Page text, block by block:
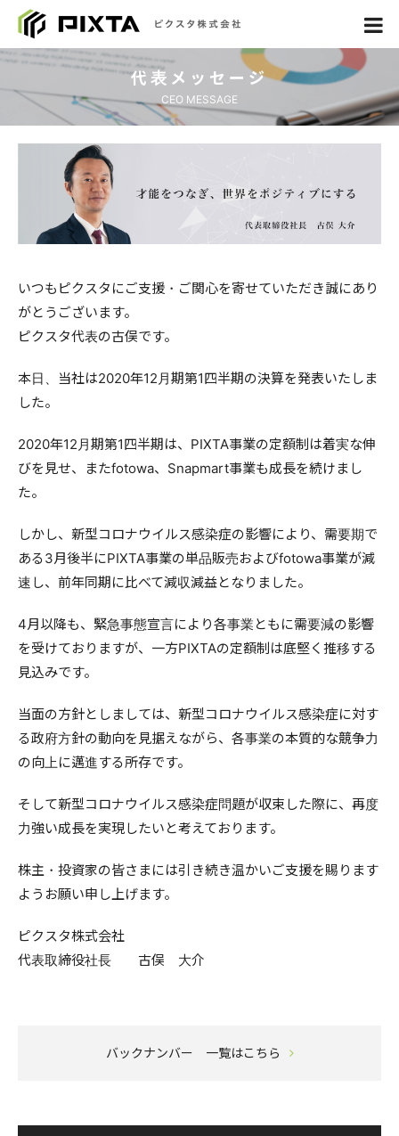
代表メッセージ
CEO MESSAGE
いつもピクスタにご支援・ご関心を寄せていただき誠にあり
がとうございます。
ピクスタ代表の古俣です。
本日、当社は2020年12月期第1四半期の決算を発表いたしま
した。
2020年12月期第1四半期は、PIXTA事業の定額制は着実な伸
びを見せ、またfotowa、Snapmart事業も成長を続けまし
た。
しかし、新型コロナウイルス感染症の影響により、需要期で
ある3月後半にPIXTA事業の単品販売およびfotowa事業が減
速し、前年同期に比べて減収減益となりました。
4月以降も、緊急事態宣言により各事業ともに需要減の影響
を受けておりますが、一方PIXTAの定額制は底堅く推移する
見込みです。
当面の方針としましては、新型コロナウイルス感染症に対す
る政府方針の動向を見据えながら、各事業の本質的な競争力
の向上に邁進する所存です。
そして新型コロナウイルス感染症問題が収束した際に、再度
力強い成長を実現したいと考えております。
株主・投資家の皆さまには引き続き温かいご支援を賜ります
ようお願い申し上げます。
ピクスタ株式会社
代表取締役社長 古俣 大介
バックナンバー 一覧はこちら